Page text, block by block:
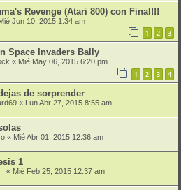
Revenge (Atari 800) con Final!!!
Jun 10, 2015 1:34 am
1 2 3
Space Invaders Bally
« Mié May 06, 2015 6:20 pm
1 2 3 4
de sorprender
« Lun Abr 27, 2015 8:55 am
« Mié Abr 01, 2015 12:36 am
1
« Mié Feb 25, 2015 12:37 am